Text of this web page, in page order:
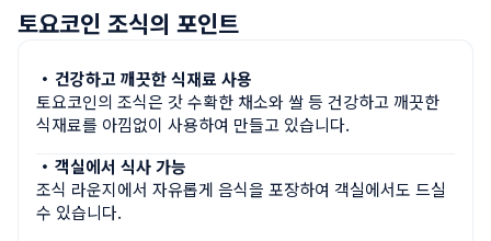
토요코인 조식의 포인트
・ 건강하고 깨끗한 식재료 사용
토요코인의 조식은 갓 수확한 채소와 쌀 등 건강하고 깨끗한
식재료를 아낌없이 사용하여 만들고 있습니다.
・ 객실에서 식사 가능
조식 라운지에서 자유롭게 음식을 포장하여 객실에서도 드실
수 있습니다.